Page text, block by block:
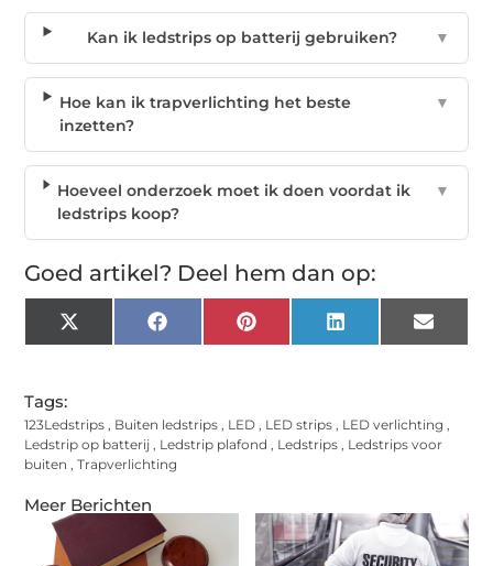
Meer Berichten
Kan ik ledstrips op batterij gebruiken? ▼
Hoe kan ik trapverlichting het beste
inzetten?
▼
Hoeveel onderzoek moet ik doen voordat ik
ledstrips koop?
▼
Goed artikel? Deel hem dan op:
X
(Twitter)
Facebook Pinterest LinkedIn Email
Tags:
123Ledstrips Buiten ledstrips LED LED strips LED verlichting
Ledstrip op batterij
Ledstrip plafond Ledstrips
Ledstrips voor
buiten ,Trapverlichting